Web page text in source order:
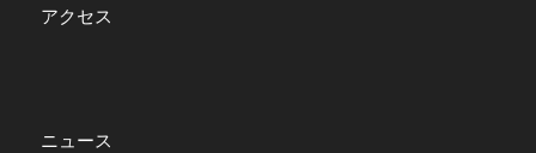
アクセス
ニュース